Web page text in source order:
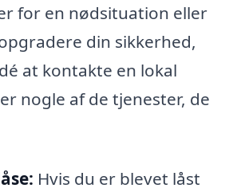
for en nødsituation eller
din sikkerhed,
at kontakte en lokal
nogle af de tjenester, de
Hvis du er blevet låst